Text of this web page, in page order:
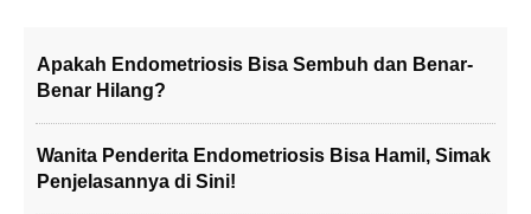
Apakah Endometriosis Bisa Sembuh dan Benar-
Benar Hilang?
Wanita Penderita Endometriosis Bisa Hamil, Simak
Penjelasannya di Sini!